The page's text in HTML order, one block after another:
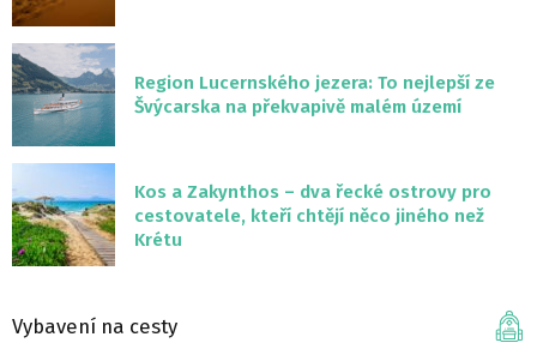
Region Lucernského jezera: To nejlepší ze
Švýcarska na překvapivě malém území
Kos a Zakynthos – dva řecké ostrovy pro
cestovatele, kteří chtějí něco jiného než
Krétu
Vybavení na cesty